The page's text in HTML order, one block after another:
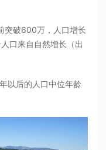
突破600万，人口增长
口来自自然增长（出
以后的人口中位年龄